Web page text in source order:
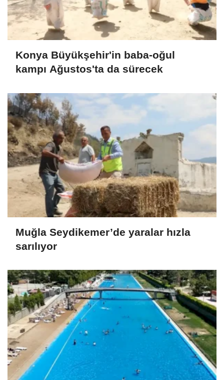
Konya Büyükşehir'in baba-oğul
kampı Ağustos'ta da sürecek
Muğla Seydikemer’de yaralar hızla
sarılıyor